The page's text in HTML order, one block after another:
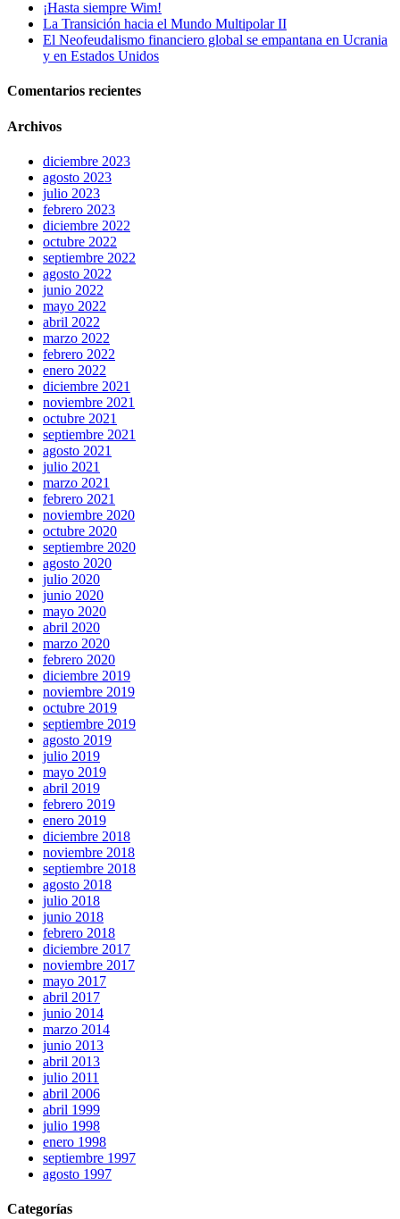
¡Hasta siempre Wim!
La Transición hacia el Mundo Multipolar II
El Neofeudalismo financiero global se empantana en Ucrania
y en Estados Unidos
Comentarios recientes
Archivos
diciembre 2023
agosto 2023
julio 2023
febrero 2023
diciembre 2022
octubre 2022
septiembre 2022
agosto 2022
junio 2022
mayo 2022
abril 2022
marzo 2022
febrero 2022
enero 2022
diciembre 2021
noviembre 2021
octubre 2021
septiembre 2021
agosto 2021
julio 2021
marzo 2021
febrero 2021
noviembre 2020
octubre 2020
septiembre 2020
agosto 2020
julio 2020
junio 2020
mayo 2020
abril 2020
marzo 2020
febrero 2020
diciembre 2019
noviembre 2019
octubre 2019
septiembre 2019
agosto 2019
julio 2019
mayo 2019
abril 2019
febrero 2019
enero 2019
diciembre 2018
noviembre 2018
septiembre 2018
agosto 2018
julio 2018
junio 2018
febrero 2018
diciembre 2017
noviembre 2017
mayo 2017
abril 2017
junio 2014
marzo 2014
junio 2013
abril 2013
julio 2011
abril 2006
abril 1999
julio 1998
enero 1998
septiembre 1997
agosto 1997
Categorías